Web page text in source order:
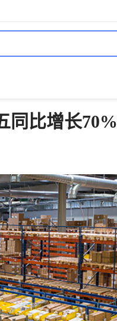
同比增长70%